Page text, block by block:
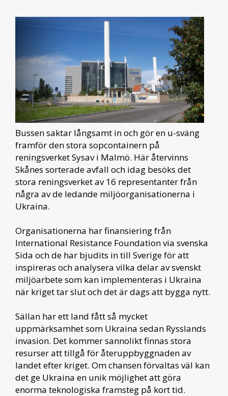
Bussen saktar långsamt in och gör en u-sväng
framför den stora sopcontainern på
reningsverket Sysav i Malmö. Här återvinns
Skånes sorterade avfall och idag besöks det
stora reningsverket av 16 representanter från
några av de ledande miljöorganisationerna i
Ukraina.
Organisationerna har finansiering från
International Resistance Foundation via svenska
Sida och de har bjudits in till Sverige för att
inspireras och analysera vilka delar av svenskt
miljöarbete som kan implementeras i Ukraina
när kriget tar slut och det är dags att bygga nytt.
Sällan har ett land fått så mycket
uppmärksamhet som Ukraina sedan Rysslands
invasion. Det kommer sannolikt finnas stora
resurser att tillgå för återuppbyggnaden av
landet efter kriget. Om chansen förvaltas väl kan
det ge Ukraina en unik möjlighet att göra
enorma teknologiska framsteg på kort tid.